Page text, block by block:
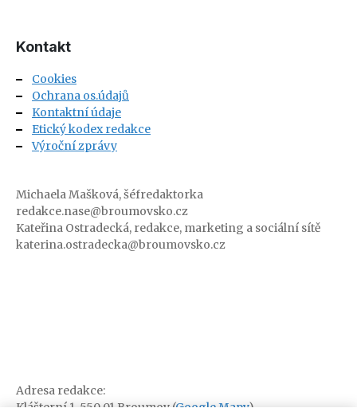
Kontakt
Cookies
Ochrana os.údajů
Kontaktní údaje
Etický kodex redakce
Výroční zprávy
Michaela Mašková, šéfredaktorka
redakce.nase@broumovsko.cz
Kateřina Ostradecká, redakce, marketing a sociální sítě
katerina.ostradecka@broumovsko.cz
Adresa redakce:
Klášterní 1, 550 01 Broumov (Google Mapy)